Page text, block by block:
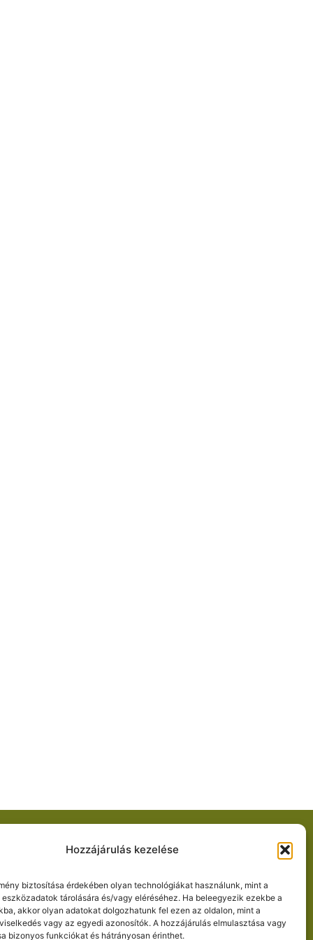
Hozzájárulás kezelése
biztosítása érdekében olyan technológiákat használunk, mint a
tárolására és/vagy eléréséhez. Ha beleegyezik ezekbe a
akkor olyan adatokat dolgozhatunk fel ezen az oldalon, mint a
vagy az egyedi azonosítók. A hozzájárulás elmulasztása vagy
bizonyos funkciókat és hátrányosan érinthet.
Információ: +36 30 554 9650
Cím: Szeged, Lövölde u. 42.
E-mail: fuveszkert@szte.hu
GPS: E 735758; N 099186